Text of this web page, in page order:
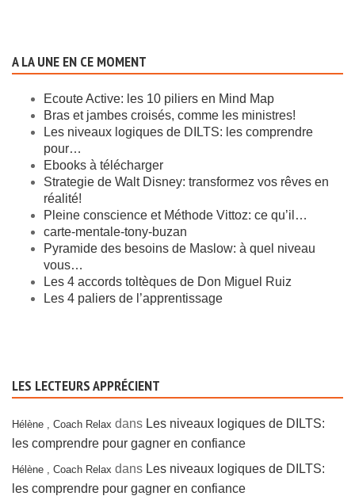
A LA UNE EN CE MOMENT
Ecoute Active: les 10 piliers en Mind Map
Bras et jambes croisés, comme les ministres!
Les niveaux logiques de DILTS: les comprendre
pour…
Ebooks à télécharger
Strategie de Walt Disney: transformez vos rêves en
réalité!
Pleine conscience et Méthode Vittoz: ce qu’il…
carte-mentale-tony-buzan
Pyramide des besoins de Maslow: à quel niveau
vous…
Les 4 accords toltèques de Don Miguel Ruiz
Les 4 paliers de l’apprentissage
LES LECTEURS APPRÉCIENT
Hélène , Coach Relax dans Les niveaux logiques de DILTS:
les comprendre pour gagner en confiance
Hélène , Coach Relax dans Les niveaux logiques de DILTS:
les comprendre pour gagner en confiance